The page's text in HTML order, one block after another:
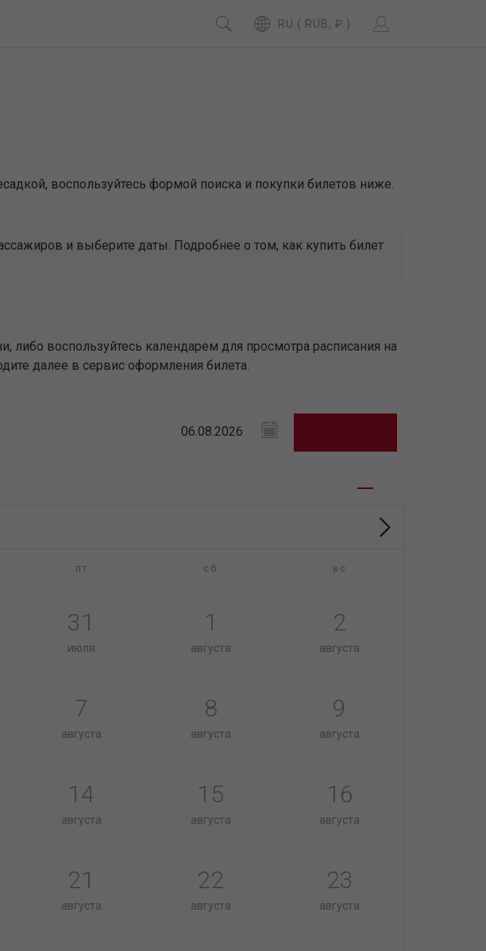
RU ( RUB, ₽ )
воспользуйтесь формой поиска и покупки билетов ниже.
и выберите даты. Подробнее о том, как купить билет
воспользуйтесь календарем для просмотра расписания на
далее в сервис оформления билета.
пт сб вс
31
июля
1
августа
2
августа
7
августа
8
августа
9
августа
14
августа
15
августа
16
августа
21
августа
22
августа
23
августа